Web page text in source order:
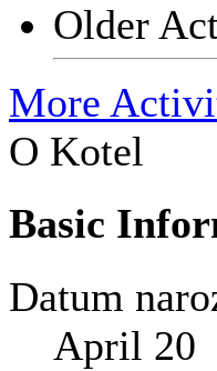
Older
More
O Kotel
Basic
Datum
April 20